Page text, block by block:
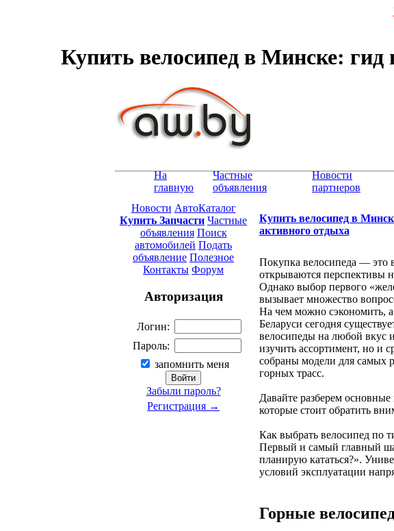
Купить велосипед в Минске: гид
На
главную
Частные
объявления
Новости
партнеров
Новости АвтоКаталог
Купить Запчасти Частные
объявления Поиск
автомобилей Подать
объявление Полезное
Контакты Форум
Авторизация
Логин:
Пароль:
запомнить меня
Забыли пароль?
Регистрация →
Купить велосипед в
активного отдыха
Покупка велосипеда — это
открываются перспективы
Однако выбор первого
вызывает множество
На чем можно сэкономить,
Беларуси сегодня
велосипеды на любой вкус
изучить ассортимент, но и
собраны модели для самых
горных трасс.
Давайте разберем
которые стоит обратить
Как выбрать велосипед по
Первый и самый главный
планирую кататься?».
условий эксплуатации
Горные